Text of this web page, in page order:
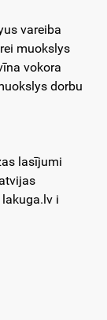
vareiba
muokslys
vokora
dorbu
lasījumi
i